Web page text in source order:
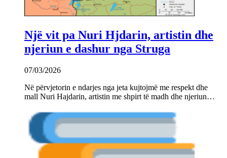
Një vit pa Nuri Hjdarin, artistin dhe
njeriun e dashur nga Struga
07/03/2026
Në përvjetorin e ndarjes nga jeta kujtojmë me respekt dhe
mall Nuri Hajdarin, artistin me shpirt të madh dhe njeriun…